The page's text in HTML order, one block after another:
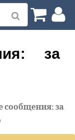
за
сообщения: за